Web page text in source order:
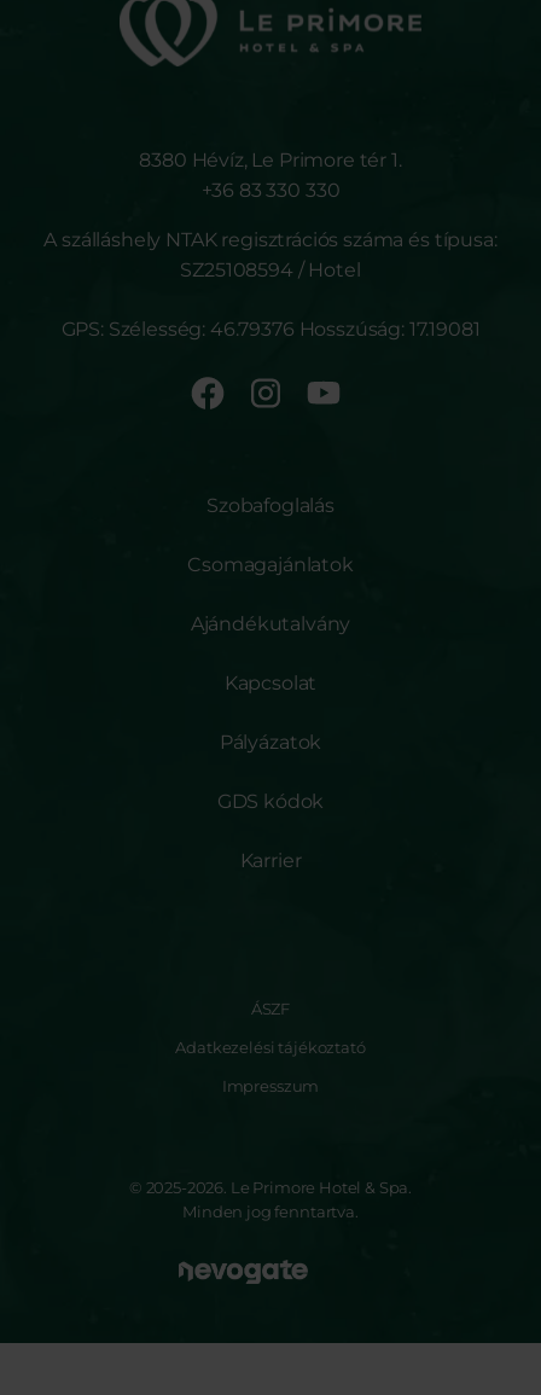
8380 Hévíz, Le Primore tér 1.
+36 83 330 330
A szálláshely NTAK regisztrációs száma és típusa:
SZ25108594 / Hotel
GPS: Szélesség: 46.79376 Hosszúság: 17.19081
Szobafoglalás
Csomagajánlatok
Ajándékutalvány
Kapcsolat
Pályázatok
GDS kódok
Karrier
ÁSZF
Adatkezelési tájékoztató
Impresszum
© 2025-2026. Le Primore Hotel & Spa.
Minden jog fenntartva.